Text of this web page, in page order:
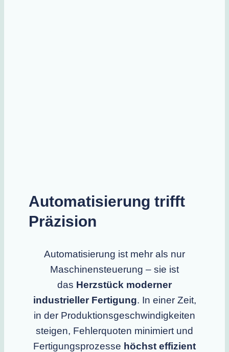
Automatisierung trifft
Präzision
Automatisierung ist mehr als nur
Maschinensteuerung – sie ist
das Herzstück moderner
industrieller Fertigung. In einer Zeit,
in der Produktionsgeschwindigkeiten
steigen, Fehlerquoten minimiert und
Fertigungsprozesse höchst effizient